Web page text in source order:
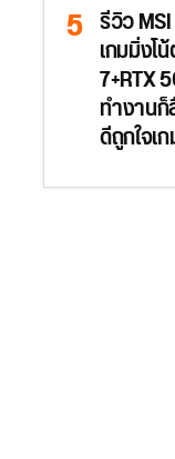
รีวิว
เกมมิ่งโ
7+RTX
ทำงานก็
ดีถูกใจเ